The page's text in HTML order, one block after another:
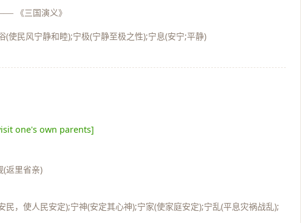
《三国演义》
(使民风宁静和睦);宁极(宁静至极之性);宁息(安宁;平静)
one's own parents]
(返里省亲)
民，使人民安定);宁神(安定其心神);宁家(使家庭安定);宁乱(平息灾祸战乱);